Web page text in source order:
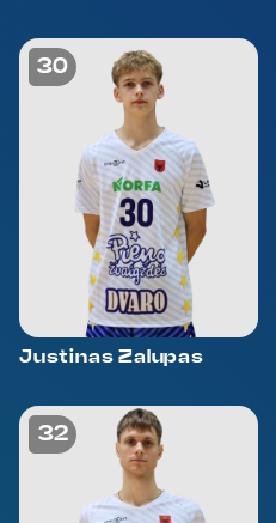
30
Justinas Zalupas
32